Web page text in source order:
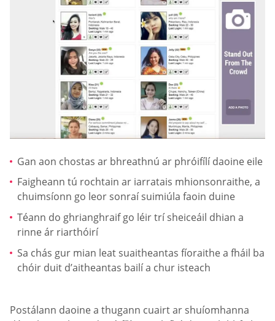
Gan aon chostas ar bhreathnú ar phróifílí daoine eile
Faigheann tú rochtain ar iarratais mhionsonraithe, a
chuimsíonn go leor sonraí suimiúla faoin duine
Téann do ghrianghraif go léir trí sheiceáil dhian a
rinne ár riarthóirí
Sa chás gur mian leat suaitheantas fíoraithe a fháil ba
chóir duit d’aitheantas bailí a chur isteach
Postálann daoine a thugann cuairt ar shuíomhanna